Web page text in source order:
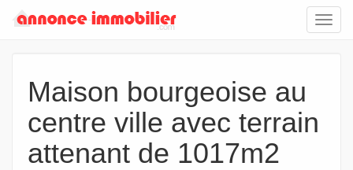
Maison bourgeoise au
centre ville avec terrain
attenant de 1017m2